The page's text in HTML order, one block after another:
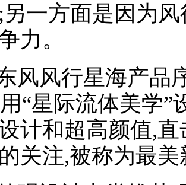
一方面是因为
力。
风风行星海产品
“星际流体美学
计和超高颜值,
关注,被称为最